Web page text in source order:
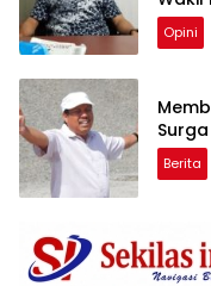
Opini
Berita